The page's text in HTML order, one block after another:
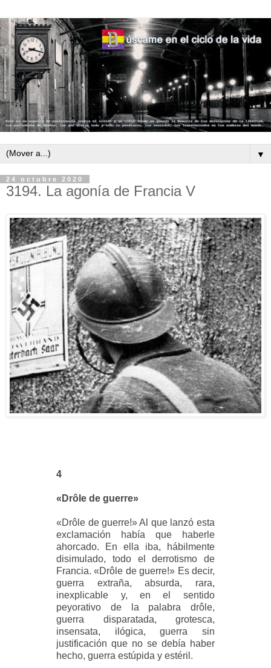
▼
24 octubre 2020
3194. La agonía de Francia V
4
«Drôle de guerre»
«Drôle de guerre!» Al que lanzó esta
exclamación había que haberle
ahorcado. En ella iba, hábilmente
disimulado, todo el derrotismo de
Francia. «Drôle de guerre!» Es decir,
guerra extraña, absurda, rara,
inexplicable y, en el sentido
peyorativo de la palabra drôle,
guerra disparatada, grotesca,
insensata, ilógica, guerra sin
justificación que no se debía haber
hecho, guerra estúpida y estéril.